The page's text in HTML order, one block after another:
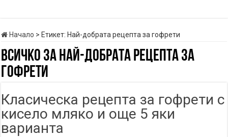
Начало > Етикет: Най-добрата рецепта за гофрети
Всичко заНай-добрата рецепта за
гофрети
Класическа рецепта за гофрети с
кисело мляко и още 5 яки
варианта